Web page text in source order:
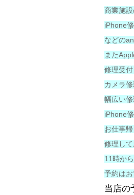
商業施設
iPhone
などの
また
修理受
カメラ
幅広い
iPhone
お仕事
修理し
11時か
予約はお
当店の